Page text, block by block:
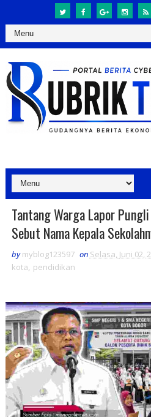
Tantang Warga Lapor
Sebut Nama Kepala
by myblog123597 on Selasa, Juni 02,
kota, pendidikan